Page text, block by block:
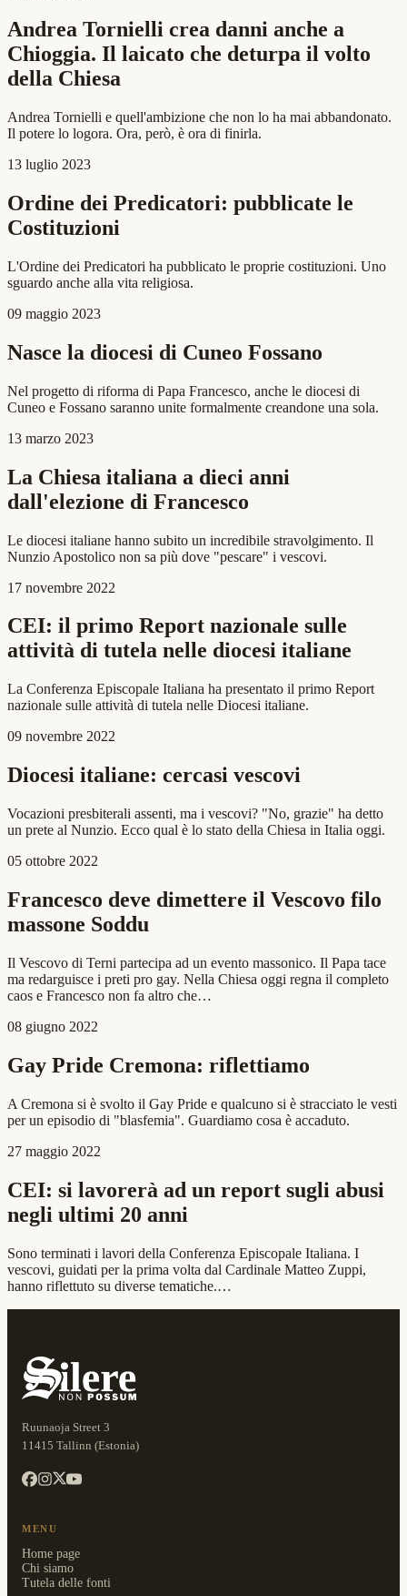
Andrea Tornielli crea danni anche a
Chioggia. Il laicato che deturpa il volto
della Chiesa
Andrea Tornielli e quell'ambizione che non lo ha mai abbandonato.
Il potere lo logora. Ora, però, è ora di finirla.
13 luglio 2023
Ordine dei Predicatori: pubblicate le
Costituzioni
L'Ordine dei Predicatori ha pubblicato le proprie costituzioni. Uno
sguardo anche alla vita religiosa.
09 maggio 2023
Nasce la diocesi di Cuneo Fossano
Nel progetto di riforma di Papa Francesco, anche le diocesi di
Cuneo e Fossano saranno unite formalmente creandone una sola.
13 marzo 2023
La Chiesa italiana a dieci anni
dall'elezione di Francesco
Le diocesi italiane hanno subito un incredibile stravolgimento. Il
Nunzio Apostolico non sa più dove "pescare" i vescovi.
17 novembre 2022
CEI: il primo Report nazionale sulle
attività di tutela nelle diocesi italiane
La Conferenza Episcopale Italiana ha presentato il primo Report
nazionale sulle attività di tutela nelle Diocesi italiane.
09 novembre 2022
Diocesi italiane: cercasi vescovi
Vocazioni presbiterali assenti, ma i vescovi? "No, grazie" ha detto
un prete al Nunzio. Ecco qual è lo stato della Chiesa in Italia oggi.
05 ottobre 2022
Francesco deve dimettere il Vescovo filo
massone Soddu
Il Vescovo di Terni partecipa ad un evento massonico. Il Papa tace
ma redarguisce i preti pro gay. Nella Chiesa oggi regna il completo
caos e Francesco non fa altro che…
08 giugno 2022
Gay Pride Cremona: riflettiamo
A Cremona si è svolto il Gay Pride e qualcuno si è stracciato le vesti
per un episodio di "blasfemia". Guardiamo cosa è accaduto.
27 maggio 2022
CEI: si lavorerà ad un report sugli abusi
negli ultimi 20 anni
Sono terminati i lavori della Conferenza Episcopale Italiana. I
vescovi, guidati per la prima volta dal Cardinale Matteo Zuppi,
hanno riflettuto su diverse tematiche.…
Ruunaoja Street 3
11415 Tallinn (Estonia)
MENU
Home page
Chi siamo
Tutela delle fonti